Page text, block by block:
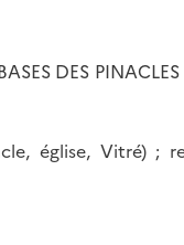
DES
église, Vitré) ;